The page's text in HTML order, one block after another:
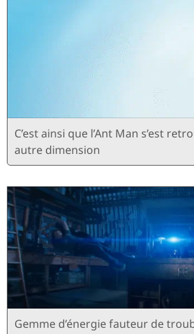
C’est ainsi que l’Ant Man s’est
autre dimension
Gemme d’énergie fauteur de